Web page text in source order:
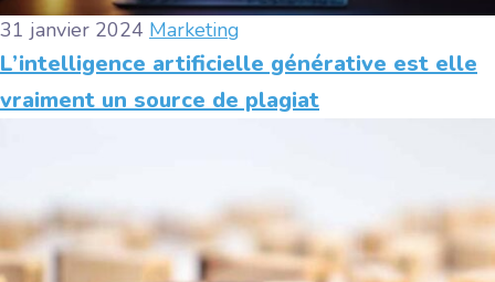
31 janvier 2024 Marketing
L’intelligence artificielle générative est elle
vraiment un source de plagiat